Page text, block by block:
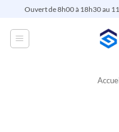
Passer
contenu
Ouvert de 8h00 à 18h30 au